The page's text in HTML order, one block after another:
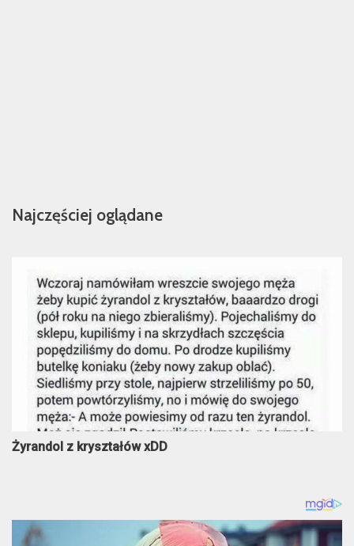
Najczęściej oglądane
Żyrandol z kryształów xDD